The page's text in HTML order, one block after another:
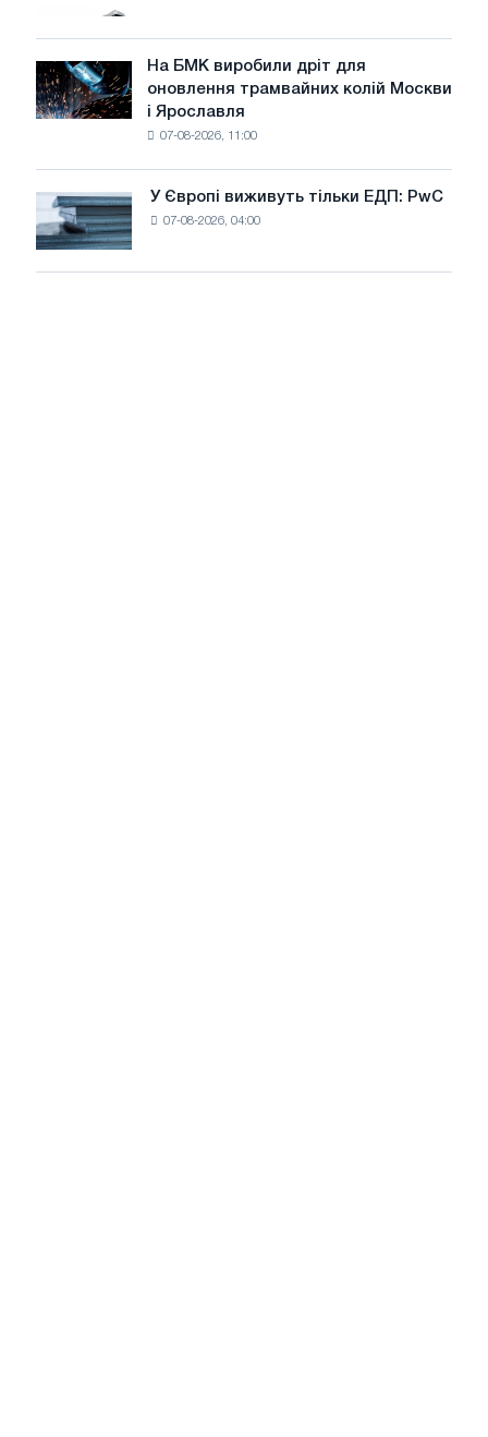
цілей
декарбонізації
вантажівок
у
липні
На
БМК
виробили
трамвайних
колій
На БМК виробили дріт для
оновлення трамвайних колій Москви
і Ярославля
07-08-2026, 11:00
Європі
виживуть
тільки
У Європі виживуть тільки ЕДП: PwC
07-08-2026, 04:00